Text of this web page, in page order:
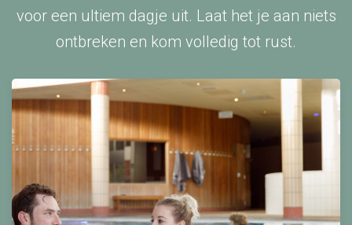
voor een ultiem dagje uit. Laat het je aan niets
ontbreken en kom volledig tot rust.